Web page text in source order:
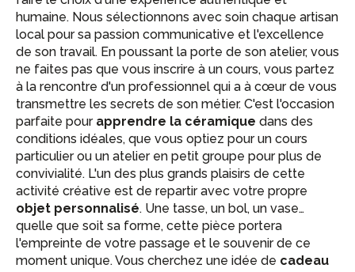
humaine. Nous sélectionnons avec soin chaque artisan
local pour sa passion communicative et l'excellence
de son travail. En poussant la porte de son atelier, vous
ne faites pas que vous inscrire à un cours, vous partez
à la rencontre d'un professionnel qui a à cœur de vous
transmettre les secrets de son métier. C'est l'occasion
parfaite pour apprendre la céramique dans des
conditions idéales, que vous optiez pour un cours
particulier ou un atelier en petit groupe pour plus de
convivialité. L'un des plus grands plaisirs de cette
activité créative est de repartir avec votre propre
objet personnalisé. Une tasse, un bol, un vase…
quelle que soit sa forme, cette pièce portera
l'empreinte de votre passage et le souvenir de ce
moment unique. Vous cherchez une idée de cadeau